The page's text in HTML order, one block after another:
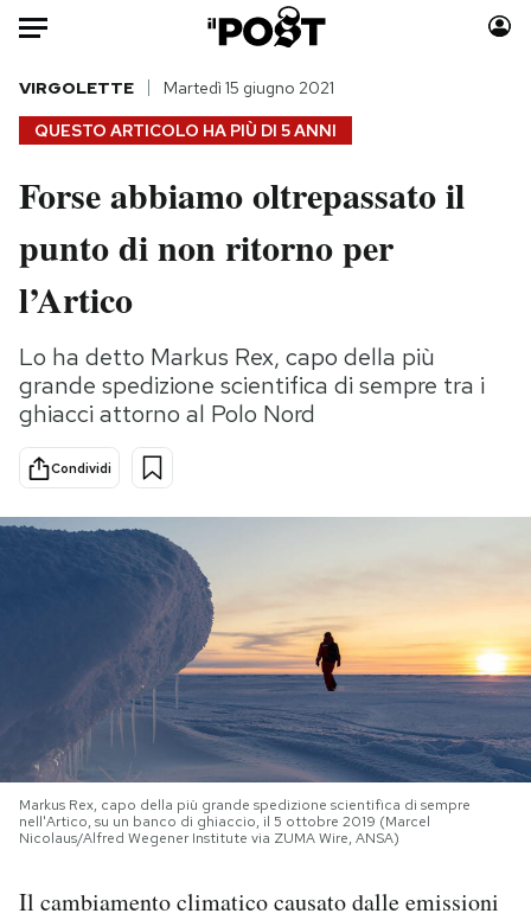
Auto
HOME
Italia
Politica
Tecnologia
Scienza
Cultura
Sport
Moda
Consumismi
Media
Europa
PODCAST
NEWSLETTER
I MIEI PREFERITI
SHOP
CALENDARIO
QUESTO ARTICOLO HA PIÙ DI 5 ANNI
VIRGOLETTE Martedì 15 giugno 2021
Forse abbiamo oltrepassato il
punto di non ritorno per
l’Artico
Lo ha detto Markus Rex, capo della più
grande spedizione scientifica di sempre tra i
ghiacci attorno al Polo Nord
Condividi
Markus Rex, capo della più grande spedizione scientifica di sempre
nell'Artico, su un banco di ghiaccio, il 5 ottobre 2019 (Marcel
Nicolaus/Alfred Wegener Institute via ZUMA Wire, ANSA)
Il cambiamento climatico causato dalle emissioni